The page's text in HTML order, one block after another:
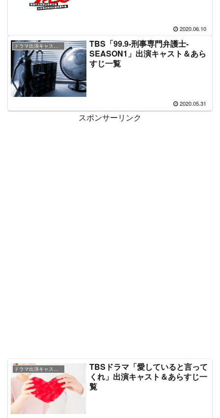
2020.06.10
ドラマ出演キャスト＆あらすじ情報
TBS「99.9-刑事専門弁護士-
SEASON1」出演キャスト＆あら
すじ一覧
2020.05.31
スポンサーリンク
ドラマ出演キャスト＆あらすじ情報
TBSドラマ「愛していると言って
くれ」出演キャスト＆あらすじ一
覧